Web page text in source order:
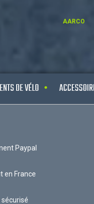
AARCO
DE VÉLO
Paypal
en France
sécurisé